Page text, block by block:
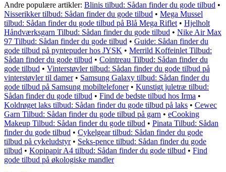
Andre populære artikler: Blinis tilbud: Sådan finder du gode tilbud •
Nisserikker tilbud: Sådan finder du gode tilbud • Mega Mussel
tilbud: Sådan finder du gode tilbud på Blå Mega Riflet • Hjelholt
Håndværksgarn Tilbud: Sådan finder du gode tilbud • Nike Air Max
97 Tilbud: Sådan finder du gode tilbud • Guide: Sådan finder du
gode tilbud på pyntepuder hos JYSK • Merrild Koffeinlet Tilbud:
Sådan finder du gode tilbud • Cointreau Tilbud: Sådan finder du
gode tilbud • Vinterstøvler tilbud: Sådan finder du gode tilbud på
vinterstøvler til damer• Samsung Galaxy tilbud: Sådan finder du
gode tilbud på Samsung mobiltelefoner• Kunstigt juletræ tilbud:
Sådan finder du gode tilbud • Find de bedste tilbud hos Irma •
Koldrøget laks tilbud: Sådan finder du gode tilbud på laks • Cewec
Garn Tilbud: Sådan finder du gode tilbud på garn • eCooking
Makeup Tilbud: Sådan finder du gode tilbud • Pinata Tilbud: Sådan
finder du gode tilbud • Cykelgear tilbud: Sådan finder du gode
tilbud på cykeludstyr• Seks-pence tilbud: Sådan finder du gode
tilbud • Kopipapir A4 tilbud: Sådan finder du gode tilbud • Find
gode tilbud på økologiske mandler